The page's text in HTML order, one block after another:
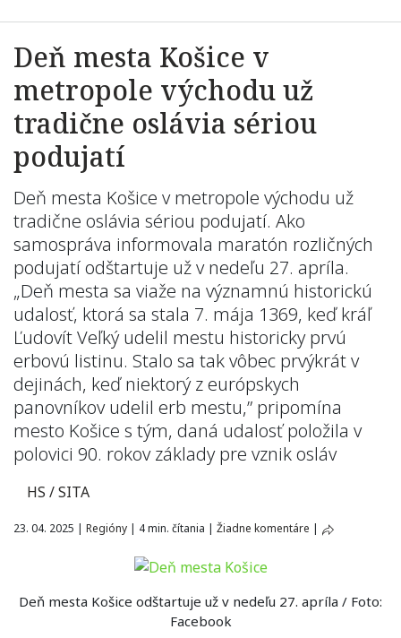
Deň mesta Košice v
metropole východu už
tradične oslávia sériou
podujatí
Deň mesta Košice v metropole východu už
tradične oslávia sériou podujatí. Ako
samospráva informovala maratón rozličných
podujatí odštartuje už v nedeľu 27. apríla.
„Deň mesta sa viaže na významnú historickú
udalosť, ktorá sa stala 7. mája 1369, keď kráľ
Ľudovít Veľký udelil mestu historicky prvú
erbovú listinu. Stalo sa tak vôbec prvýkrát v
dejinách, keď niektorý z európskych
panovníkov udelil erb mestu,” pripomína
mesto Košice s tým, daná udalosť položila v
polovici 90. rokov základy pre vznik osláv
HS / SITA
23. 04. 2025 | Regióny | 4 min. čítania | Žiadne komentáre |
Deň mesta Košice odštartuje už v nedeľu 27. apríla / Foto:
Facebook